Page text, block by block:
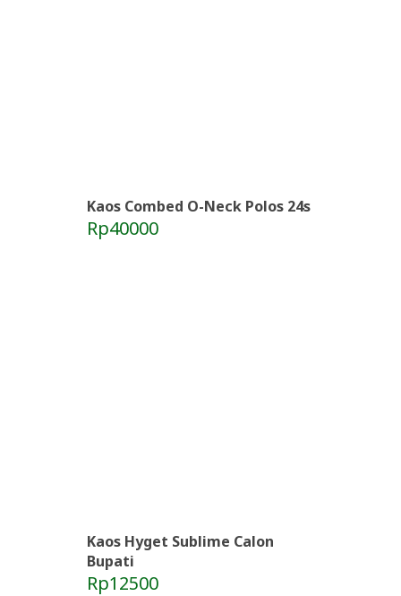
Kaos Combed O-Neck Polos 24s
Rp40000
Kaos Hyget Sublime Calon
Bupati
Rp12500